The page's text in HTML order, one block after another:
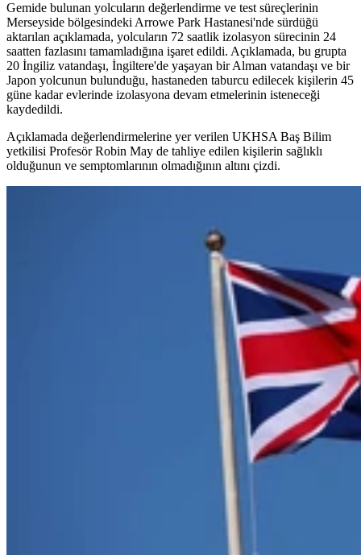
Gemide bulunan yolcuların değerlendirme ve test süreçlerinin
Merseyside bölgesindeki Arrowe Park Hastanesi'nde sürdüğü
aktarılan açıklamada, yolcuların 72 saatlik izolasyon sürecinin 24
saatten fazlasını tamamladığına işaret edildi. Açıklamada, bu grupta
20 İngiliz vatandaşı, İngiltere'de yaşayan bir Alman vatandaşı ve bir
Japon yolcunun bulunduğu, hastaneden taburcu edilecek kişilerin 45
güne kadar evlerinde izolasyona devam etmelerinin isteneceği
kaydedildi.
Açıklamada değerlendirmelerine yer verilen UKHSA Baş Bilim
yetkilisi Profesör Robin May de tahliye edilen kişilerin sağlıklı
olduğunun ve semptomlarının olmadığının altını çizdi.